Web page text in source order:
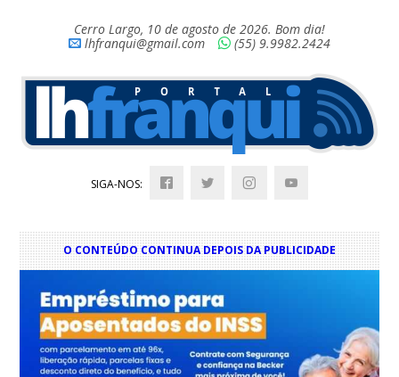
Cerro Largo, 10 de agosto de 2026. Bom dia!
lhfranqui@gmail.com
(55) 9.9982.2424
SIGA-NOS:
O CONTEÚDO CONTINUA DEPOIS DA PUBLICIDADE